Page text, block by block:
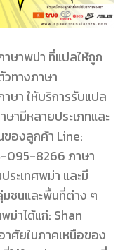
ษาพม่า ที่แปลให้ถูก
ทางภาษา
ษา ให้บริการรับแปล
ามีหลายประเภทและ
องลูกค้า Line:
095-8266 ภาษา
ระเทศพม่า และมี
ชนและพื้นที่ต่าง ๆ
ม่าได้แก่: Shan
าศัยในภาคเหนือของ